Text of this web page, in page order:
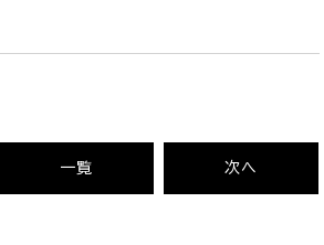
一覧 次へ